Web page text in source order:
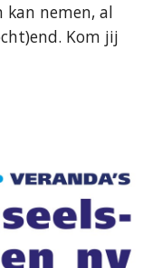
kan nemen, al
Kom jij